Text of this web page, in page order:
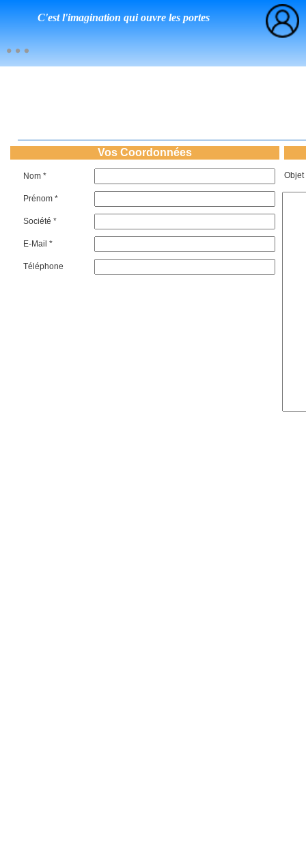
C'est l'imagination qui ouvre les portes
E-Mail *
Téléphone
Société *
Nom *
Prénom *
Objet
Vos Coordonnées